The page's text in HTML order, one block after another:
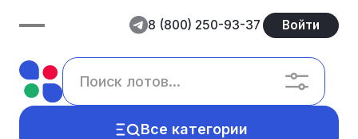
8 (800) 250-93-37 Войти
Все категории